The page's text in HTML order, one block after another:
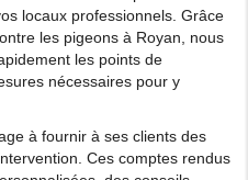
locaux professionnels. Grâce
les pigeons à Royan, nous
les points de
nécessaires pour y
à fournir à ses clients des
Ces comptes rendus